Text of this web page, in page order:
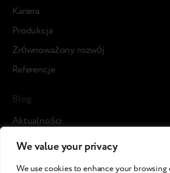
We value your privacy
We use cookies to enhance your browsing
Kariera
Produkcja
Zrównoważony rozwój
Referencje
Blog
Aktualności
Studia przypadku